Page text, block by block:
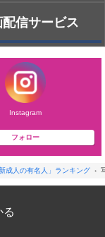
信サービス
Instagram
フォロー
成人の有名人」ランキング
る